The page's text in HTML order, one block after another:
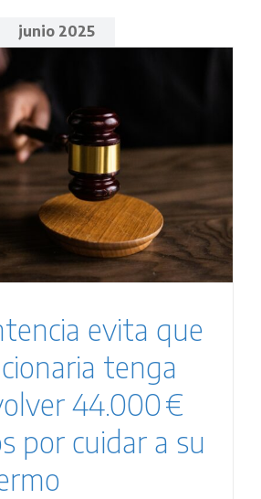
junio 2025
evita que
tenga
44.000 €
por cuidar a su